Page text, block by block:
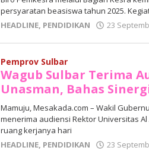
persyaratan beasiswa tahun 2025.
HEADLINE, PENDIDIKAN 23
Pemprov Sulbar
Wagub Sulbar Terima
Unasman, Bahas
Mamuju, Mesakada.com – Wakil
menerima audiensi Rektor Universitas
ruang kerjanya hari
HEADLINE, PENDIDIKAN 23